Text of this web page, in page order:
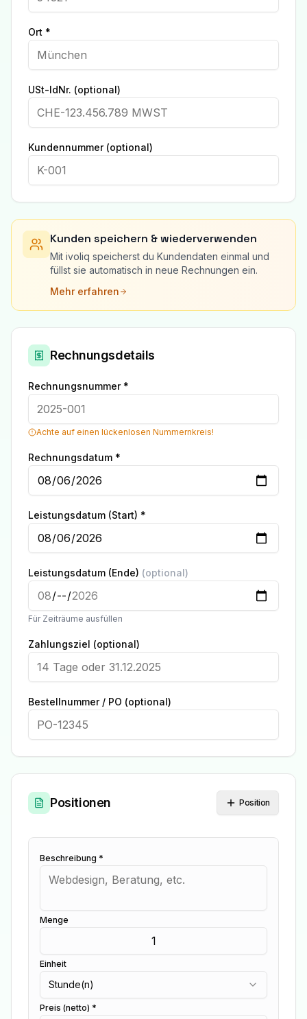
Ort *
USt-IdNr. (optional)
Kundennummer (optional)
Kunden speichern & wiederverwenden
Mit ivoliq speicherst du Kundendaten einmal und
füllst sie automatisch in neue Rechnungen ein.
Mehr erfahren
Rechnungsdetails
Rechnungsnummer *
Achte auf einen lückenlosen Nummernkreis!
Rechnungsdatum *
Leistungsdatum (Start) *
Leistungsdatum (Ende) (optional)
Für Zeiträume ausfüllen
Zahlungsziel (optional)
Bestellnummer / PO (optional)
Positionen Position
Beschreibung *
Menge
Einheit
Stunde(n)
Preis (netto) *